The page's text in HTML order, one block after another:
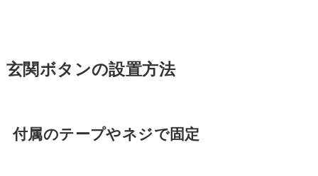
玄関ボタンの設置方法
付属のテープやネジで固定